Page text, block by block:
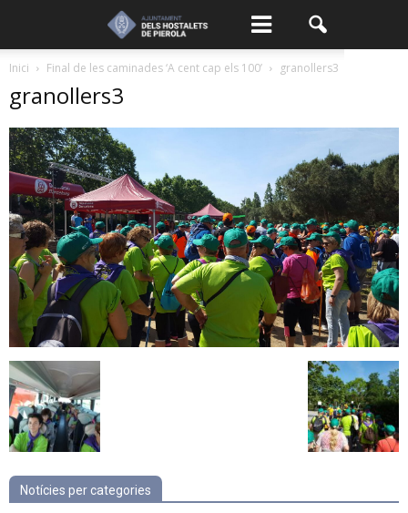
Inici Final de les caminades ‘A cent cap els 100’ granollers3
granollers3
Notícies per categories